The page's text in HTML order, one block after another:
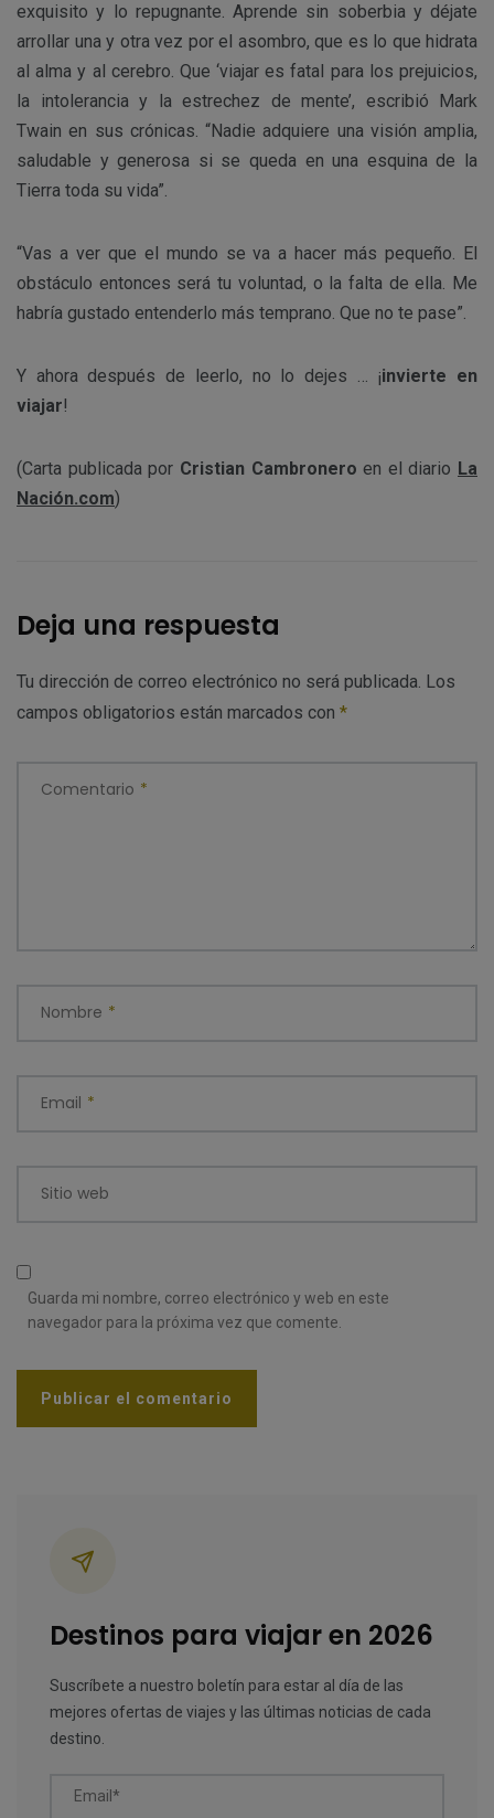
exquisito y lo repugnante. Aprende sin soberbia y déjate
arrollar una y otra vez por el asombro, que es lo que hidrata
al alma y al cerebro. Que ‘viajar es fatal para los prejuicios,
la intolerancia y la estrechez de mente’, escribió Mark
Twain en sus crónicas. “Nadie adquiere una visión amplia,
saludable y generosa si se queda en una esquina de la
Tierra toda su vida”.
“Vas a ver que el mundo se va a hacer más pequeño. El
obstáculo entonces será tu voluntad, o la falta de ella. Me
habría gustado entenderlo más temprano. Que no te pase”.
Y ahora después de leerlo, no lo dejes … ¡invierte en
viajar!
(Carta publicada por Cristian Cambronero en el diario La
Nación.com)
Deja una respuesta
Tu dirección de correo electrónico no será publicada. Los
campos obligatorios están marcados con *
Comentario *
Nombre *
Email *
Sitio web
Guarda mi nombre, correo electrónico y web en este
navegador para la próxima vez que comente.
Destinos para viajar en 2026
Suscríbete a nuestro boletín para estar al día de las
mejores ofertas de viajes y las últimas noticias de cada
destino.
Email*